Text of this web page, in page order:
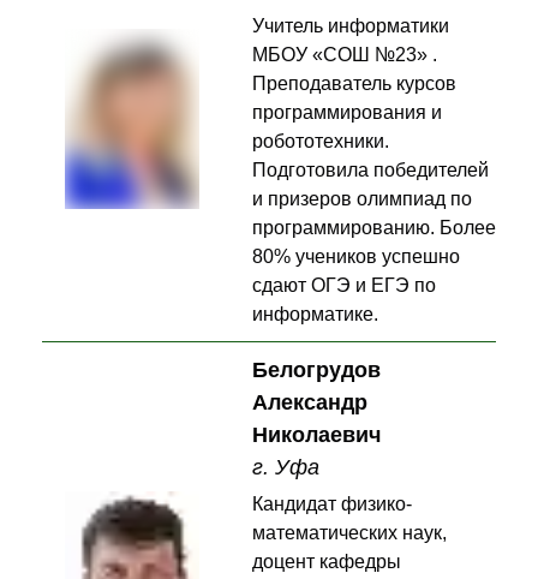
Учитель информатики
МБОУ «СОШ №23» .
Преподаватель курсов
программирования и
робототехники.
Подготовила победителей
и призеров олимпиад по
программированию. Более
80% учеников успешно
сдают ОГЭ и ЕГЭ по
информатике.
Белогрудов
Александр
Николаевич
г. Уфа
Кандидат физико-
математических наук,
доцент кафедры